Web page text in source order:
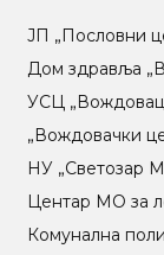
ЈП „Пословни
Дом здравља
УСЦ
„Вождовачки
НУ „Светозар
Центар МO за
Комунална